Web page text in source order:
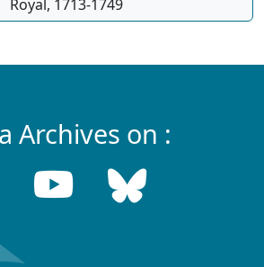
Royal, 1713-1749
Archives on :